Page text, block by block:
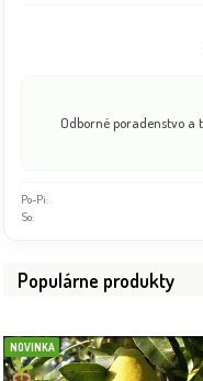
Odborné poradenstvo a
Po-Pi:
So:
Populárne produkty
NOVINKA